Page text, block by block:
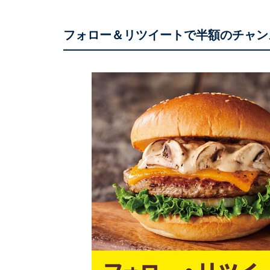
フォロー＆リツイートで半額のチャ